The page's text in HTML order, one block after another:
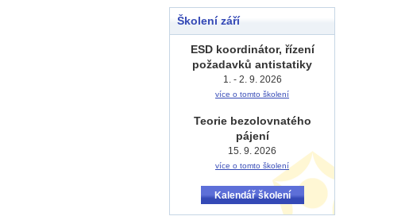
Školení září
ESD koordinátor, řízení
požadavků antistatiky
1. - 2. 9. 2026
více o tomto školení
Teorie bezolovnatého
pájení
15. 9. 2026
více o tomto školení
Kalendář školení